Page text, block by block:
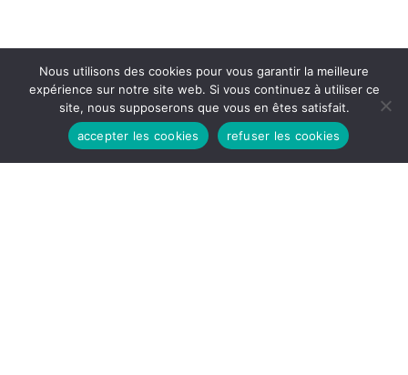
Nous utilisons des cookies pour vous garantir la meilleure
expérience sur notre site web. Si vous continuez à utiliser ce
site, nous supposerons que vous en êtes satisfait.
accepter les cookies
refuser les cookies